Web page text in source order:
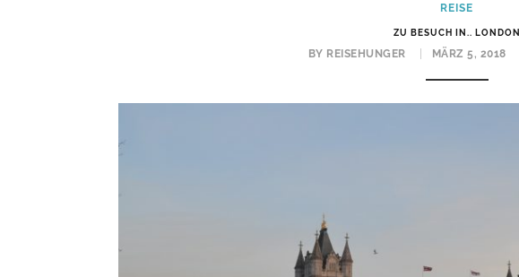
REISE
ZU BESUCH IN.. LONDON
BY REISEHUNGER MÄRZ 5, 2018